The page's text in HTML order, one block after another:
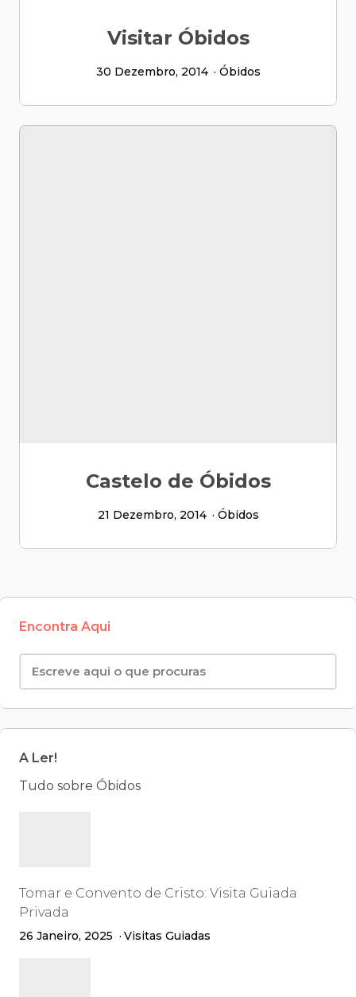
Visitar Óbidos
30 Dezembro, 2014 Óbidos
Castelo de Óbidos
21 Dezembro, 2014 Óbidos
Encontra Aqui
A Ler!
Tudo sobre Óbidos
Tomar e Convento de Cristo: Visita Guiada
Privada
26 Janeiro, 2025 Visitas Guiadas